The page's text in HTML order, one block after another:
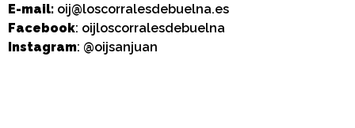
E-mail: oij@loscorralesdebuelna.es
Facebook: oijloscorralesdebuelna
Instagram: @oijsanjuan